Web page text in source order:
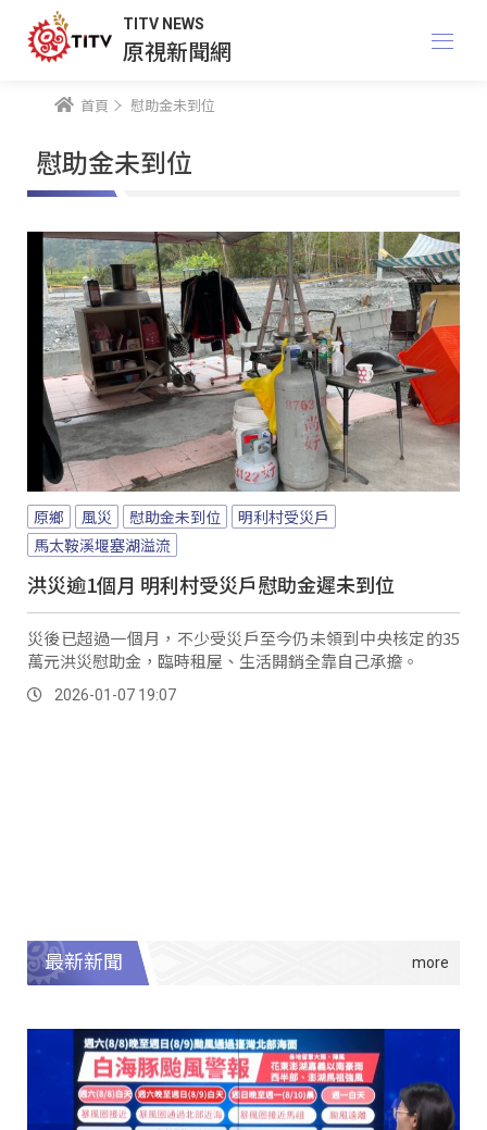
TITV NEWS
原視新聞網
首頁 慰助金未到位
慰助金未到位
原鄉 風災 慰助金未到位
明利村受災戶
馬太鞍溪堰塞湖溢流
洪災逾1個月 明利村受災戶慰助金遲未到位
災後已超過一個月，不少受災戶至今仍未領到中央核定的35
萬元洪災慰助金，臨時租屋、生活開銷全靠自己承擔。
2026-01-07 19:07
最新新聞